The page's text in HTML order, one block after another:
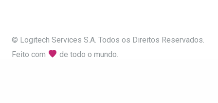
© Logitech Services S.A. Todos os Direitos Reservados.
Feito com
de todo o mundo.